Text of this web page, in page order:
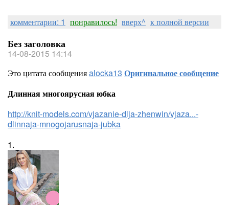
комментарии: 1 понравилось! вверх^ к полной версии
Без заголовка
14-08-2015 14:14
Это цитата сообщенияalocka13 Оригинальное сообщение
Длинная многоярусная юбка
http://knit-models.com/vjazanie-dlja-zhenwin/vjaza...-
dlinnaja-mnogojarusnaja-jubka
1.